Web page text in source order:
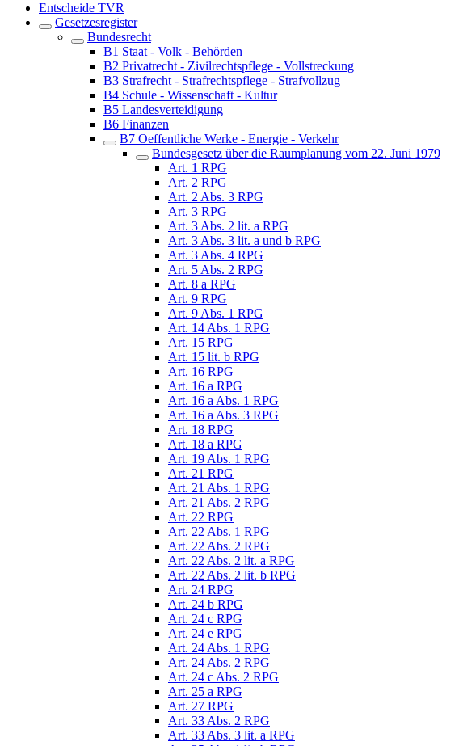
Entscheide TVR
Gesetzesregister
Bundesrecht
B1 Staat - Volk - Behörden
B2 Privatrecht - Zivilrechtspflege - Vollstreckung
B3 Strafrecht - Strafrechtspflege - Strafvollzug
B4 Schule - Wissenschaft - Kultur
B5 Landesverteidigung
B6 Finanzen
B7 Oeffentliche Werke - Energie - Verkehr
Bundesgesetz über die Raumplanung vom 22. Juni 1979
Art. 1 RPG
Art. 2 RPG
Art. 2 Abs. 3 RPG
Art. 3 RPG
Art. 3 Abs. 2 lit. a RPG
Art. 3 Abs. 3 lit. a und b RPG
Art. 3 Abs. 4 RPG
Art. 5 Abs. 2 RPG
Art. 8 a RPG
Art. 9 RPG
Art. 9 Abs. 1 RPG
Art. 14 Abs. 1 RPG
Art. 15 RPG
Art. 15 lit. b RPG
Art. 16 RPG
Art. 16 a RPG
Art. 16 a Abs. 1 RPG
Art. 16 a Abs. 3 RPG
Art. 18 RPG
Art. 18 a RPG
Art. 19 Abs. 1 RPG
Art. 21 RPG
Art. 21 Abs. 1 RPG
Art. 21 Abs. 2 RPG
Art. 22 RPG
Art. 22 Abs. 1 RPG
Art. 22 Abs. 2 RPG
Art. 22 Abs. 2 lit. a RPG
Art. 22 Abs. 2 lit. b RPG
Art. 24 RPG
Art. 24 b RPG
Art. 24 c RPG
Art. 24 e RPG
Art. 24 Abs. 1 RPG
Art. 24 Abs. 2 RPG
Art. 24 c Abs. 2 RPG
Art. 25 a RPG
Art. 27 RPG
Art. 33 Abs. 2 RPG
Art. 33 Abs. 3 lit. a RPG